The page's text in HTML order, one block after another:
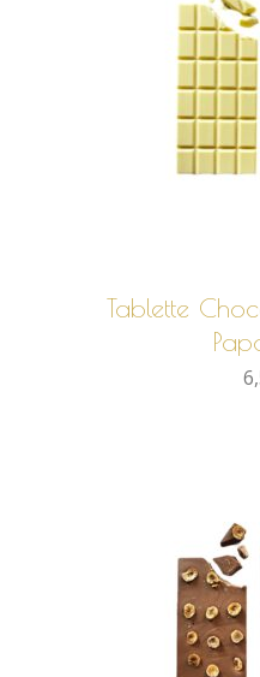
Tablette